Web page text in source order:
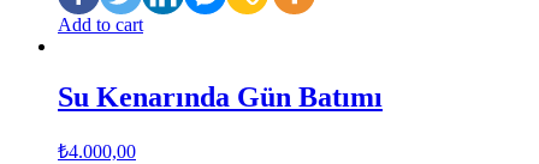
Add to cart
Su Kenarında Gün Batımı
₺4.000,00